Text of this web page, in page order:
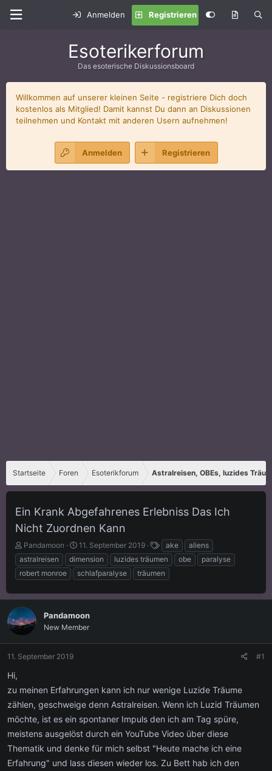
Anmelden Registrieren
Esoterikerforum
Das esoterische Diskussionsboard
Willkommen auf unserer kleinen Seite - registriere Dich doch
kostenlos als Mitglied! Damit kannst Du dann an Diskussionen
teilnehmen und Kontakt mit anderen Usern aufnehmen!
Anmelden Registrieren
Startseite Foren Esoterikforum Astralreisen, OBEs, luzides
Ein Krank Abgefahrenes Erlebniss Das Ich
Nicht Zuordnen Kann
E
r
s
t
l
l
e
r
Pandamoon
E
r
s
t
l
t
a
m
11. September 2019
S
c
h
l
g
t
ake
aliens
astralreisen
dimension luzides träumen obe
paralyse
robert monroe
schlafparalyse träumen
Pandamoon
New Member
11. September 2019 #1
Hi,
zu meinen Erfahrungen kann ich nur wenige Luzide Träume
zählen, geschweige denn Astralreisen. Wenn ich Luzid Träumen
möchte, ist es ein spontaner Impuls den ich am Tag spüre,
meistens ausgelöst durch ein YouTube Video über diese
Thematik und denke für mich selbst "Heute mache ich eine
Erfahrung" und lass diesen wieder los. Zu Bett hab ich den